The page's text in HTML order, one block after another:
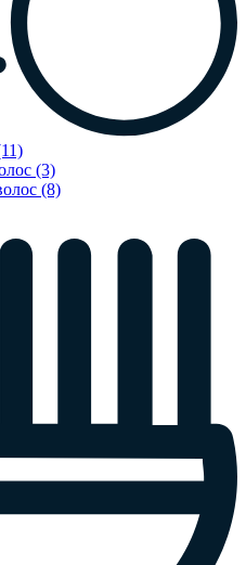
(3)
(8)